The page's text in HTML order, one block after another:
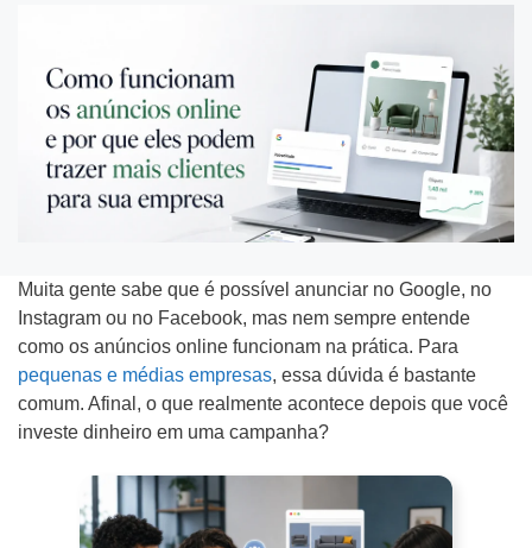
Muita gente sabe que é possível anunciar no Google, no
Instagram ou no Facebook, mas nem sempre entende
como os anúncios online funcionam na prática. Para
pequenas e médias empresas, essa dúvida é bastante
comum. Afinal, o que realmente acontece depois que você
investe dinheiro em uma campanha?
e
f
o
n
o
m
e
d
m
p
r
e
C
o
m
i
c
o
u
a
b
Tipo do Projeto
Criação de Site
Google ADS
Criação de Loja Virtual
Videos Animados